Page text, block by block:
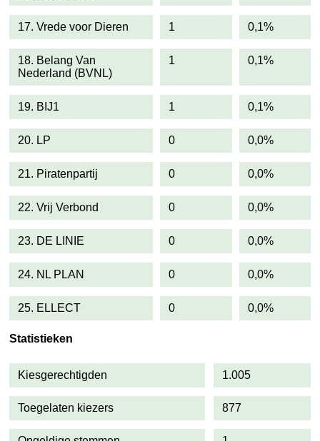
17. Vrede voor Dieren 1 0,1%
18. Belang Van
Nederland (BVNL)
1 0,1%
19. BIJ1 1 0,1%
20. LP 0 0,0%
21. Piratenpartij 0 0,0%
22. Vrij Verbond 0 0,0%
23. DE LINIE 0 0,0%
24. NL PLAN 0 0,0%
25. ELLECT 0 0,0%
Statistieken
Kiesgerechtigden 1.005
Toegelaten kiezers 877